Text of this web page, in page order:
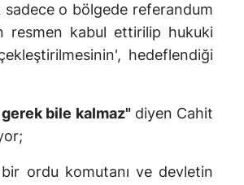
sadece o bölgede referandum
resmen kabul ettirilip hukuki
hedeflendiği
bile kalmaz" diyen Cahit
ordu komutanı ve devletin